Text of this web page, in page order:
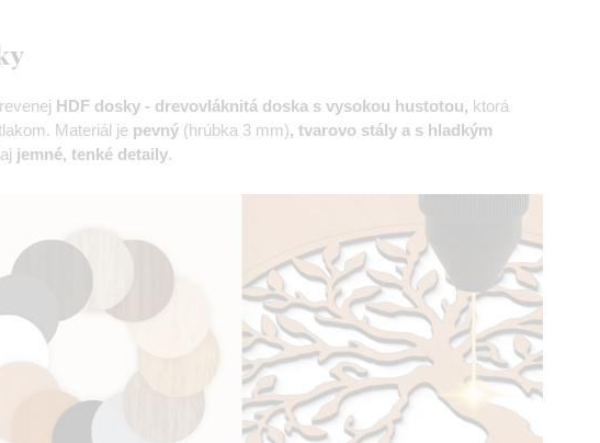
HDF dosky - drevovláknitá doska s vysokou hustotou, ktorá
Materiál je pevný (hrúbka 3 mm), tvarovo stály a s hladkým
jemné, tenké detaily.